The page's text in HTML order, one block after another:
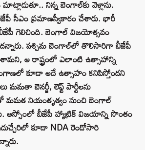
నిన్న బెంగాల్‌కు వెళ్లాను.
సీఎం ప్రమాణస్వీకారం చేశారు. భారీ
గెలిచింది. బెంగాల్‌ విజయోత్సవం
పశ్చిమ బెంగాల్‌లో తొలిసారిగా బీజేపీ
ఆ రాష్ట్రంలో ఎలాంటి ఉత్సాహాన్ని
కూడా అదే ఉత్సాహం కనిపిస్తోందని
మమతా బెనర్జీ, లెఫ్ట్ పార్టీలను
మమత నియంతృత్వం నుంచి బెంగాల్
అస్సోంలో బీజేపీ హ్యాట్రిక్‌ విజయాన్ని సొంతం
కూడా NDA రెండోసారి